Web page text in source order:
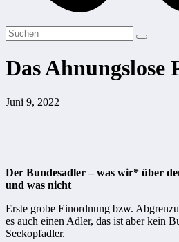
Das Ahnungslose
Juni 9, 2022
Der Bundesadler – was wir* über
und was nicht
Erste grobe Einordnung bzw.
es auch einen Adler, das ist aber kein
Seekopfadler.